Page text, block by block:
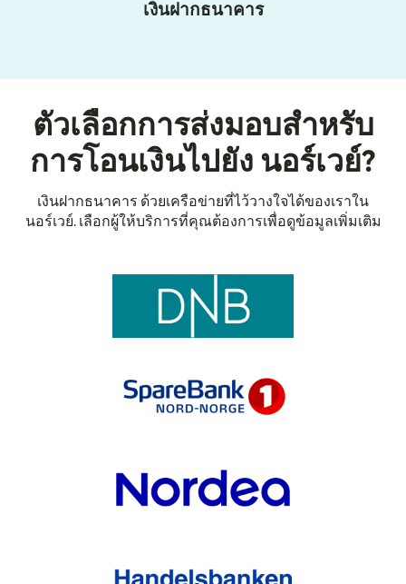
เงินฝากธนาคาร
ตัวเลือกการส่งมอบสำหรับ
การโอนเงินไปยัง นอร์เวย์?
เงินฝากธนาคาร ด้วยเครือข่ายที่ไว้วางใจได้ของเราใน
นอร์เวย์. เลือกผู้ให้บริการที่คุณต้องการเพื่อดูข้อมูลเพิ่มเติม